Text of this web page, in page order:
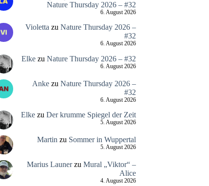
Nature Thursday 2026 – #32
6. August 2026
Violetta zu Nature Thursday 2026 –
#32
6. August 2026
Elkezu Nature Thursday 2026 – #32
6. August 2026
Ankezu Nature Thursday 2026 –
#32
6. August 2026
Elkezu Der krumme Spiegel der Zeit
5. August 2026
Martin zu Sommer in Wuppertal
5. August 2026
Marius Launerzu Mural „Viktor“ –
Alice
4. August 2026